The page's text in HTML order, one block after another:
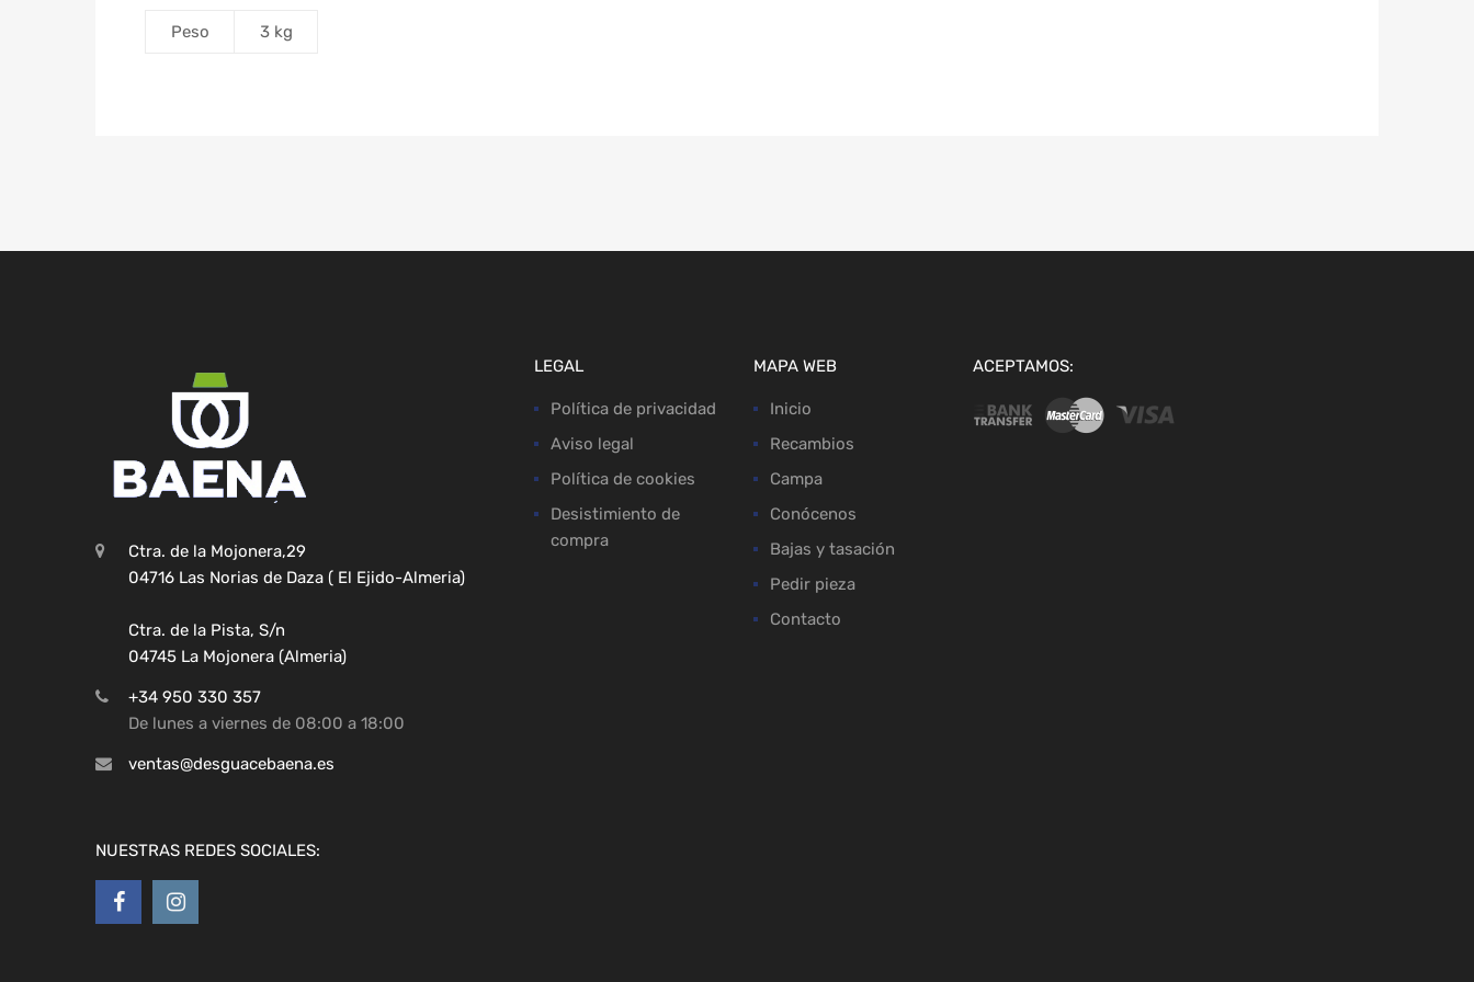
Peso 3 kg
Ctra. de la Mojonera,29
04716 Las Norias de Daza ( El Ejido-Almeria)
Ctra. de la Pista, S/n
04745 La Mojonera (Almeria)
+34 950 330 357
De lunes a viernes de 08:00 a 18:00
ventas@desguacebaena.es
NUESTRAS REDES SOCIALES:
LEGAL
Política de privacidad
Aviso legal
Política de cookies
Desistimiento de
compra
MAPA WEB
Inicio
Recambios
Campa
Conócenos
Bajas y tasación
Pedir pieza
Contacto
ACEPTAMOS: